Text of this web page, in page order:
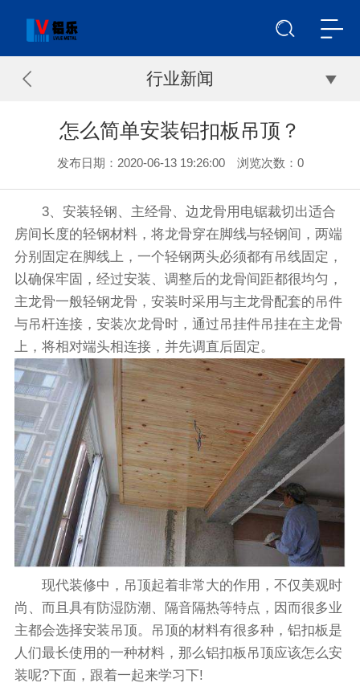
行业新闻
怎么简单安装铝扣板吊顶？
发布日期：2020-06-13 19:26:00 浏览次数： 0
3、安装轻钢、主经骨、边龙骨用电锯裁切出适合
房间长度的轻钢材料，将龙骨穿在脚线与轻钢间，两端
分别固定在脚线上，一个轻钢两头必须都有吊线固定，
以确保牢固，经过安装、调整后的龙骨间距都很均匀，
主龙骨一般轻钢龙骨，安装时采用与主龙骨配套的吊件
与吊杆连接，安装次龙骨时，通过吊挂件吊挂在主龙骨
上，将相对端头相连接，并先调直后固定。
现代装修中，吊顶起着非常大的作用，不仅美观时
尚、而且具有防湿防潮、隔音隔热等特点，因而很多业
主都会选择安装吊顶。吊顶的材料有很多种，铝扣板是
人们最长使用的一种材料，那么铝扣板吊顶应该怎么安
装呢?下面，跟着一起来学习下!